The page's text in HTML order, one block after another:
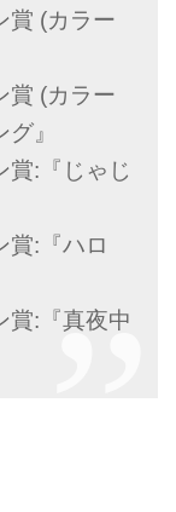
賞 (カラー
賞 (カラー
』
賞:『じゃじ
賞:『ハロ
賞:『真夜中